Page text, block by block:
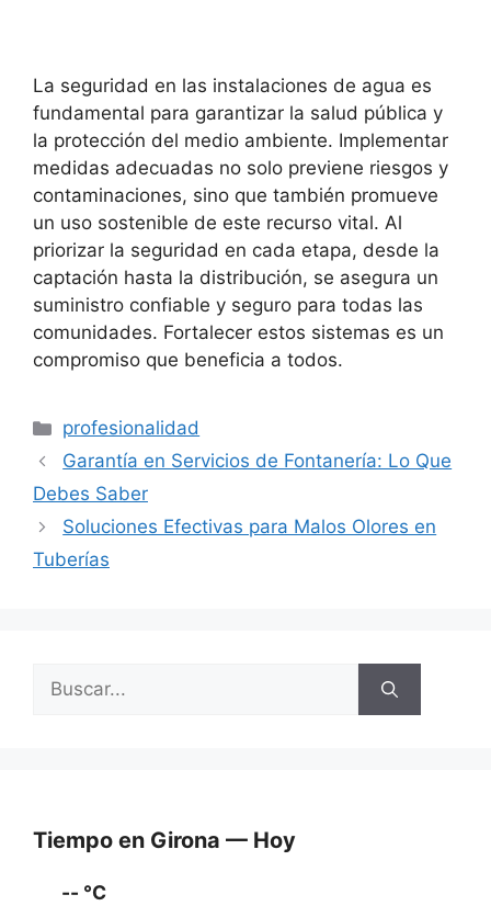
La seguridad en las instalaciones de agua es
fundamental para garantizar la salud pública y
la protección del medio ambiente. Implementar
medidas adecuadas no solo previene riesgos y
contaminaciones, sino que también promueve
un uso sostenible de este recurso vital. Al
priorizar la seguridad en cada etapa, desde la
captación hasta la distribución, se asegura un
suministro confiable y seguro para todas las
comunidades. Fortalecer estos sistemas es un
compromiso que beneficia a todos.
Categorías
profesionalidad
Garantía en Servicios de Fontanería: Lo Que
Debes Saber
Soluciones Efectivas para Malos Olores en
Tuberías
Buscar:
Tiempo en Girona — Hoy
-- °C